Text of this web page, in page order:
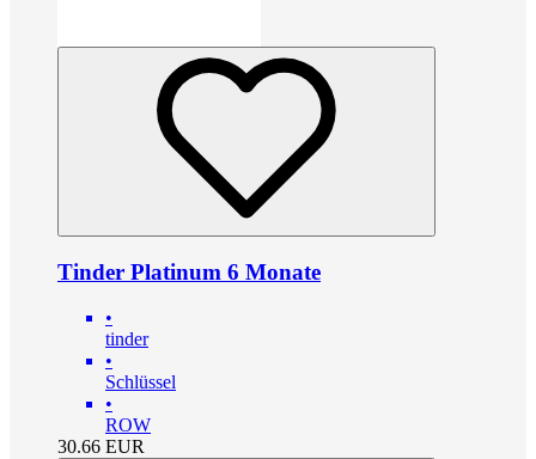
Tinder Platinum 6 Monate
•
tinder
•
Schlüssel
•
ROW
30.66 EUR